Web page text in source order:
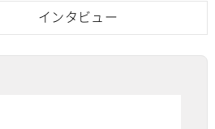
インタビュー